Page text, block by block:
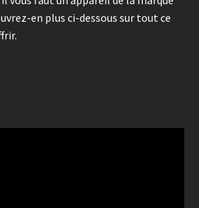
en plus ci-dessous sur tout ce